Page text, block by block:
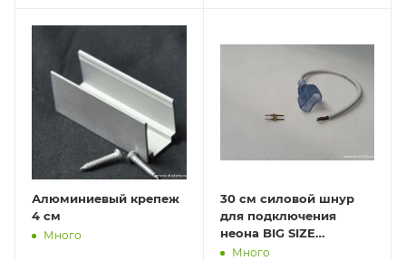
Алюминиевый крепеж
4 см
Много
30 см силовой шнур
для подключения
неона BIG SIZE
12х25мм-24V
Много